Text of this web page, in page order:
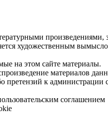
художественным
на этом сайте материалы.
материалов
претензий к
соглашением